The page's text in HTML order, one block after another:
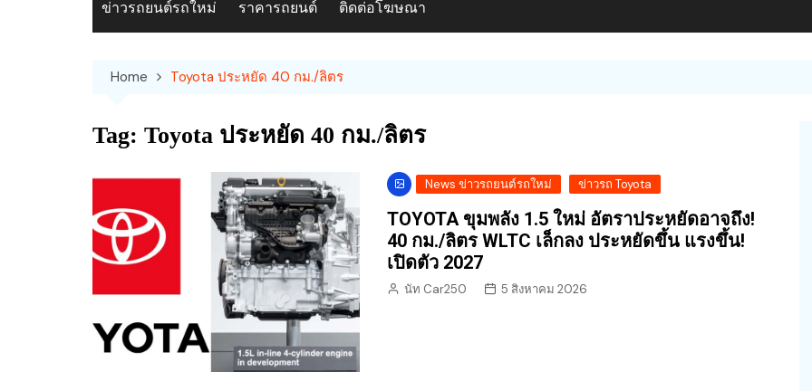
ข่าวรถยนต์รถใหม่ ราคารถยนต์ ติดต่อโฆษณา
Home Toyota ประหยัด 40 กม./ลิตร
Tag: Toyota ประหยัด 40 กม./ลิตร
News ข่าวรถยนต์รถใหม่ ข่าวรถ Toyota
TOYOTA ขุมพลัง 1.5 ใหม่ อัตราประหยัดอาจถึง!
40 กม./ลิตร WLTC เล็กลง ประหยัดขึ้น แรงขึ้น!
เปิดตัว 2027
นัท Car250 5 สิงหาคม 2026